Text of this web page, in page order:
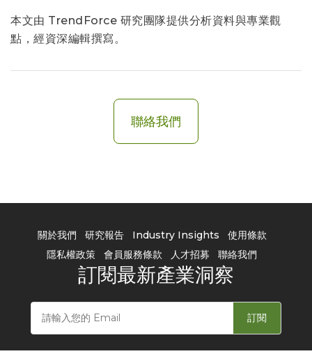
本文由 TrendForce 研究團隊提供分析資料與專業觀
點，經資深編輯撰寫。
聯絡我們
關於我們 研究報告 Industry Insights
使用條款
隱私權政策
會員服務條款 人才招募 聯絡我們
訂閱最新產業洞察
訂閱